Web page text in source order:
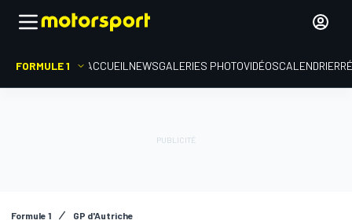
FORMULE 1 ACCUEIL NEWSGALERIES PHOTOVIDÉOSCALENDRIER
Formule 1 GP d'Autriche